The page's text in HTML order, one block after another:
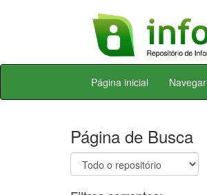
Skip
Página inicial Navegar
Página de Busca